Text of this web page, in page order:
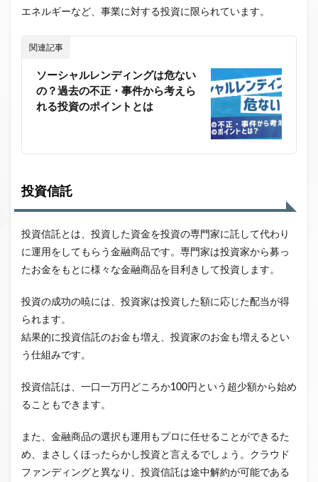
エネルギーなど、事業に対する投資に限られています。
関連記事
ソーシャルレンディングは危ない
の？過去の不正・事件から考えら
れる投資のポイントとは
投資信託
投資信託とは、投資した資金を投資の専門家に託して代わり
に運用をしてもらう金融商品です。専門家は投資家から募っ
たお金をもとに様々な金融商品を目利きして投資します。
投資の成功の暁には、投資家は投資した額に応じた配当が得
られます。
結果的に投資信託のお金も増え、投資家のお金も増えるとい
う仕組みです。
投資信託は、一口一万円どころか100円という超少額から始め
ることもできます。
また、金融商品の選択も運用もプロに任せることができるた
め、まさしくほったらかし投資と言えるでしょう。クラウド
ファンディングと異なり、投資信託は途中解約が可能である